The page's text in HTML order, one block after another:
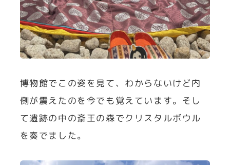
博物館でこの姿を見て、わからないけど内
側が震えたのを今でも覚えています。そし
て遺跡の中の斎王の森でクリスタルボウル
を奏でました。